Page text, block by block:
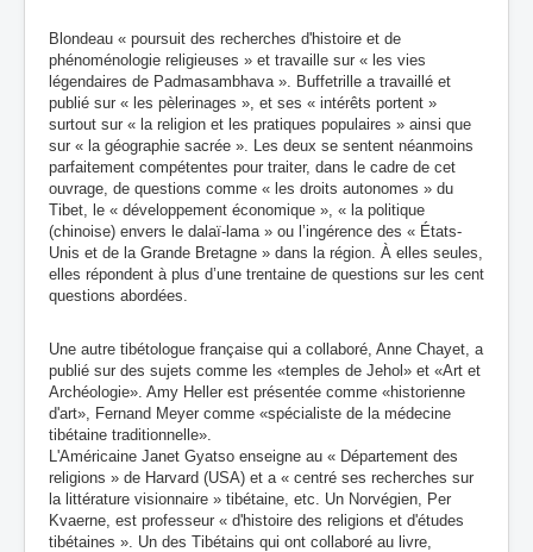
Blondeau « poursuit des recherches d'histoire et de
phénoménologie religieuses » et travaille sur « les vies
légendaires de Padmasambhava ». Buffetrille a travaillé et
publié sur « les pèlerinages », et ses « intérêts portent »
surtout sur « la religion et les pratiques populaires » ainsi que
sur « la géographie sacrée ». Les deux se sentent néanmoins
parfaitement compétentes pour traiter, dans le cadre de cet
ouvrage, de questions comme « les droits autonomes » du
Tibet, le « développement économique », « la politique
(chinoise) envers le dalaï-lama » ou l’ingérence des « États-
Unis et de la Grande Bretagne » dans la région. À elles seules,
elles répondent à plus d’une trentaine de questions sur les cent
questions abordées.
Une autre tibétologue française qui a collaboré, Anne Chayet, a
publié sur des sujets comme les «temples de Jehol» et «Art et
Archéologie». Amy Heller est présentée comme «historienne
d'art», Fernand Meyer comme «spécialiste de la médecine
tibétaine traditionnelle».
L'Américaine Janet Gyatso enseigne au « Département des
religions » de Harvard (USA) et a « centré ses recherches sur
la littérature visionnaire » tibétaine, etc. Un Norvégien, Per
Kvaerne, est professeur « d'histoire des religions et d'études
tibétaines ». Un des Tibétains qui ont collaboré au livre,